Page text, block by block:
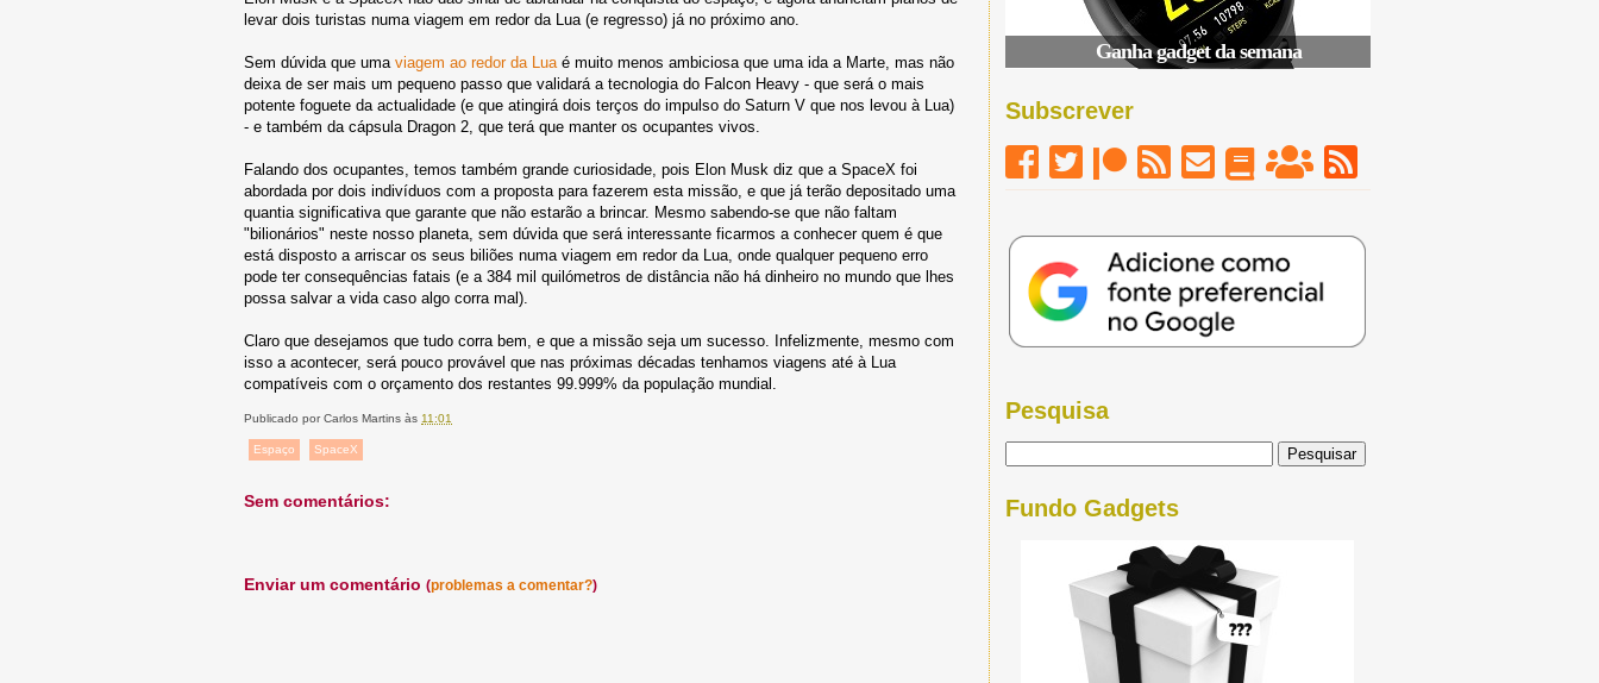
levar dois turistas numa viagem em redor da Lua (e regresso) já no próximo ano.
Sem dúvida que uma viagem ao redor da Lua é muito menos ambiciosa que uma ida a Marte, mas não
deixa de ser mais um pequeno passo que validará a tecnologia do Falcon Heavy - que será o mais
potente foguete da actualidade (e que atingirá dois terços do impulso do Saturn V que nos levou à Lua)
- e também da cápsula Dragon 2, que terá que manter os ocupantes vivos.
Falando dos ocupantes, temos também grande curiosidade, pois Elon Musk diz que a SpaceX foi
abordada por dois indivíduos com a proposta para fazerem esta missão, e que já terão depositado uma
quantia significativa que garante que não estarão a brincar. Mesmo sabendo-se que não faltam
"bilionários" neste nosso planeta, sem dúvida que será interessante ficarmos a conhecer quem é que
está disposto a arriscar os seus biliões numa viagem em redor da Lua, onde qualquer pequeno erro
pode ter consequências fatais (e a 384 mil quilómetros de distância não há dinheiro no mundo que lhes
possa salvar a vida caso algo corra mal).
Claro que desejamos que tudo corra bem, e que a missão seja um sucesso. Infelizmente, mesmo com
isso a acontecer, será pouco provável que nas próximas décadas tenhamos viagens até à Lua
compatíveis com o orçamento dos restantes 99.999% da população mundial.
Publicado porCarlos Martins às 11:01
Espaço SpaceX
Sem comentários:
Enviar um comentário (problemas a comentar?)
Ganha gadget da semana
Subscrever
Pesquisa
Fundo Gadgets